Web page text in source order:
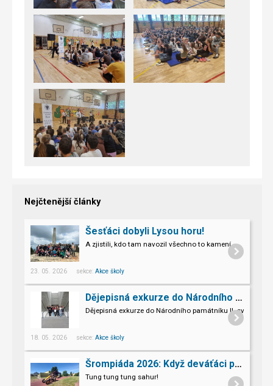
Nejčtenější články
Šesťáci dobyli Lysou horu!
A zjistili, kdo tam navozil všechno to kamení.
23. 05. 2026 sekce: Akce školy
Dějepisná exkurze do Národního památníku II. sv. války v Hrabyni
Dějepisná exkurze do Národního památníku II. světové
18. 05. 2026 sekce: Akce školy
Šrompiáda 2026: Když deváťáci převzali velení
Tung tung tung sahur!